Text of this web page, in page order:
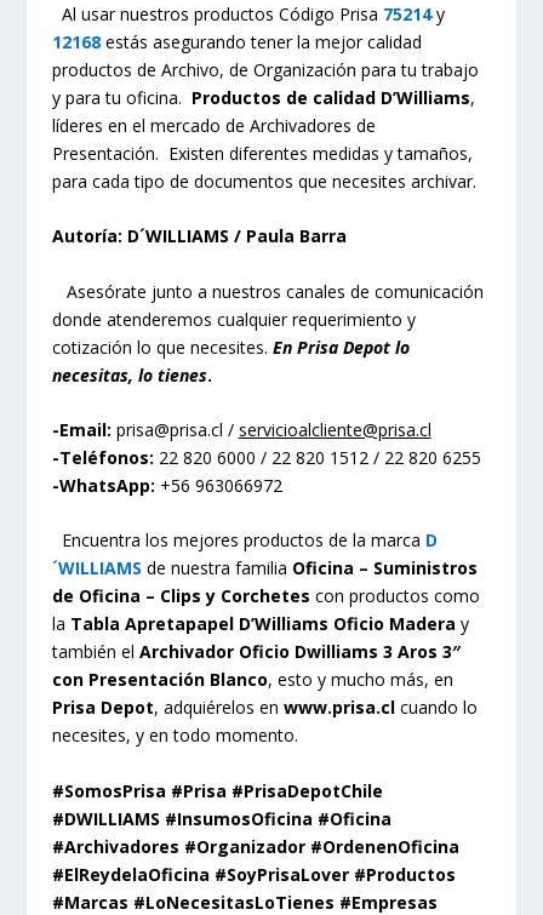
Al usar nuestros productos Código Prisa 75214 y
12168 estás asegurando tener la mejor calidad
productos de Archivo, de Organización para tu trabajo
y para tu oficina. Productos de calidad D’Williams,
líderes en el mercado de Archivadores de
Presentación. Existen diferentes medidas y tamaños,
para cada tipo de documentos que necesites archivar.
Autoría: D´WILLIAMS / Paula Barra
Asesórate junto a nuestros canales de comunicación
donde atenderemos cualquier requerimiento y
cotización lo que necesites. En Prisa Depot lo
necesitas, lo tienes.
-Email: prisa@prisa.cl / servicioalcliente@prisa.cl
-Teléfonos: 22 820 6000 / 22 820 1512 / 22 820 6255
-WhatsApp: +56 963066972
Encuentra los mejores productos de la marca D
´WILLIAMS de nuestra familia Oficina – Suministros
de Oficina – Clips y Corchetes con productos como
la Tabla Apretapapel D’Williams Oficio Madera y
también el Archivador Oficio Dwilliams 3 Aros 3″
con Presentación Blanco, esto y mucho más, en
Prisa Depot, adquiérelos en www.prisa.cl cuando lo
necesites, y en todo momento.
#SomosPrisa #Prisa #PrisaDepotChile
#DWILLIAMS #InsumosOficina #Oficina
#Archivadores #Organizador #OrdenenOficina
#ElReydelaOficina #SoyPrisaLover #Productos
#Marcas #LoNecesitasLoTienes #Empresas